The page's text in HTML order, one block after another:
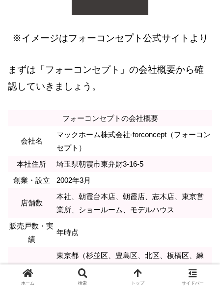
※イメージはフォーコンセプト公式サイトより
まずは「フォーコンセプト」の会社概要から確
認していきましょう。
フォーコンセプトの会社概要
会社名
マックホーム株式会社-forconcept（フォーコン
セプト）
本社住所
埼玉県朝霞市東弁財3-16-5
創業・設立
2002年3月
店舗数
本社、朝霞台本店、朝霞店、志木店、東京営
業所、ショールーム、モデルハウス
販売戸数・実
績
年時点
施工エリア
東京都（杉並区、豊島区、北区、板橋区、練
馬区、武蔵野市、小平市、東村山市、東久留
米市、西東京市、清瀬市、和光市、新座市）
ホーム 検索 トップ サイドバー